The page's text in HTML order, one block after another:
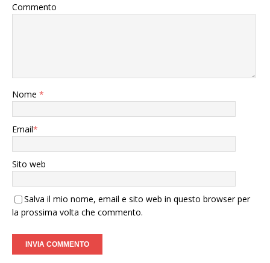
Commento
Nome *
Email*
Sito web
Salva il mio nome, email e sito web in questo browser per
la prossima volta che commento.